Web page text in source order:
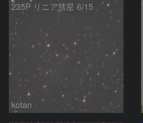
235P リニア彗星 6/15
kotan